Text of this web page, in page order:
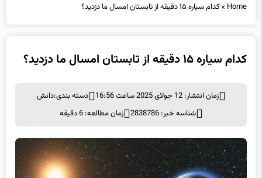
Home
»کدام سیاره ۱۵ دقیقه از تابستان امسال ما دزدید؟
کدام سیاره ۱۵ دقیقه از تابستان امسال ما دزدید؟
زمان انتشار: 12 جولای 2025 ساعت 16:56 دسته بندی:دانش
شناسه خبر: 2838786
زمان مطالعه: 6 دقیقه